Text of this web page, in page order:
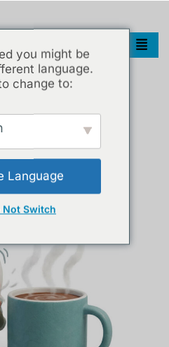
Ve Sıcak Hassasiyeti Nasıl
you might be
language.
change to:
Language
Not Switch